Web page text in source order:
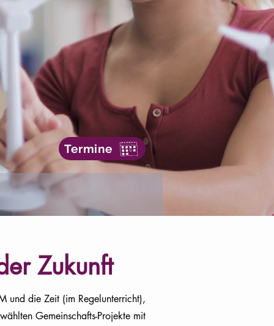
Termine
Zukunft
und die Zeit (im Regelunterricht),
Gemeinschafts-Projekte mit